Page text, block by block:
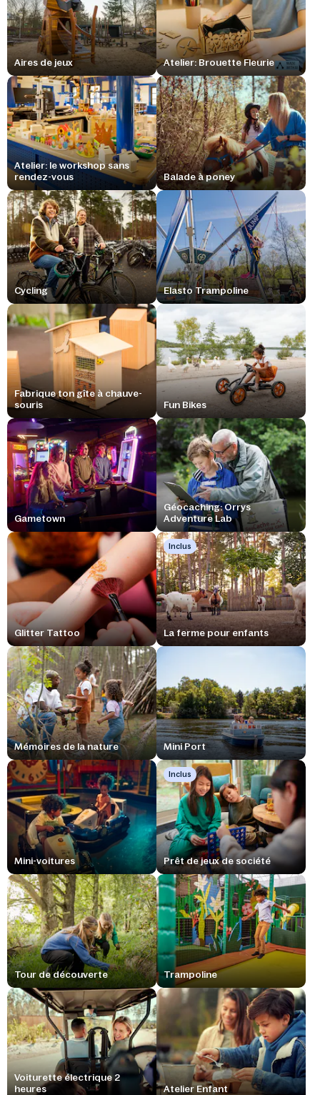
Aires de jeux Atelier: Brouette Fleurie
Atelier: le workshop sans
rendez-vous
Balade à poney
Cycling Elasto Trampoline
Fabrique ton gîte à chauve-
souris
Fun Bikes
Gametown
Géocaching: Orrys
Adventure Lab
Glitter Tattoo
Inclus
La ferme pour enfants
Mémoires de la nature Mini Port
Mini-voitures
Inclus
Prêt de jeux de société
Tour de découverte Trampoline
Voiturette électrique 2
heures
Atelier Enfant